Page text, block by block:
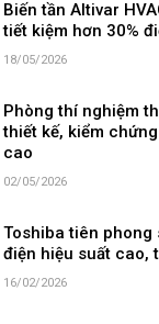
Biến tần Altivar
tiết kiệm hơn 30%
18/05/2026
Phòng thí nghiệm
thiết kế, kiểm
cao
02/05/2026
Toshiba tiên phong
điện hiệu suất cao,
16/02/2026